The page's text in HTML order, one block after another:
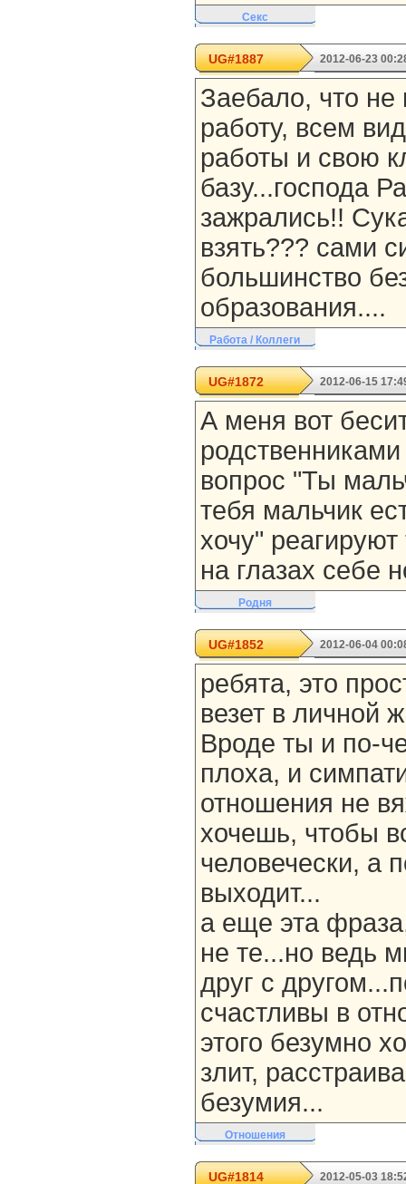
Секс
UG#1887 2012-06-23
Заебало, что не
работу, всем
работы и свою
базу...господа
зажрались!!
взять??? сами
большинство
образования....
Работа / Коллеги
UG#1872 2012-06-15
А меня вот
вопрос "Ты
тебя мальчик
хочу" реагируют
на глазах себе
Родня
UG#1852 2012-06-04
ребята, это
везет в личной
Вроде ты и по-
плоха, и
отношения не
хочешь, чтобы
человечески, а
выходит...
а еще эта
не те...но ведь
друг с
счастливы в
этого безумно
злит,
безумия...
Отношения
UG#1814 2012-05-03